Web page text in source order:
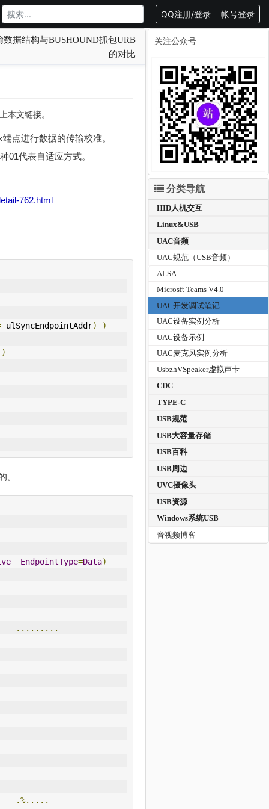
QQ注册/登录 帐号登录
据结构与BUSHOUND抓包URB
的对比
本文链接。
点进行数据的传输校准。
01代表自适应方式。
762.html
ulSyncEndpointAddr) )
。
EndpointType=Data)
.........
.%.....
关注公众号
分类导航
HID人机交互
Linux&USB
UAC音频
UAC规范（USB音频）
ALSA
Microsft Teams V4.0
UAC开发调试笔记
UAC设备实例分析
UAC设备示例
UAC麦克风实例分析
UsbzhVSpeaker虚拟声卡
CDC
TYPE-C
USB规范
USB大容量存储
USB百科
USB周边
UVC摄像头
USB资源
Windows系统USB
音视频博客